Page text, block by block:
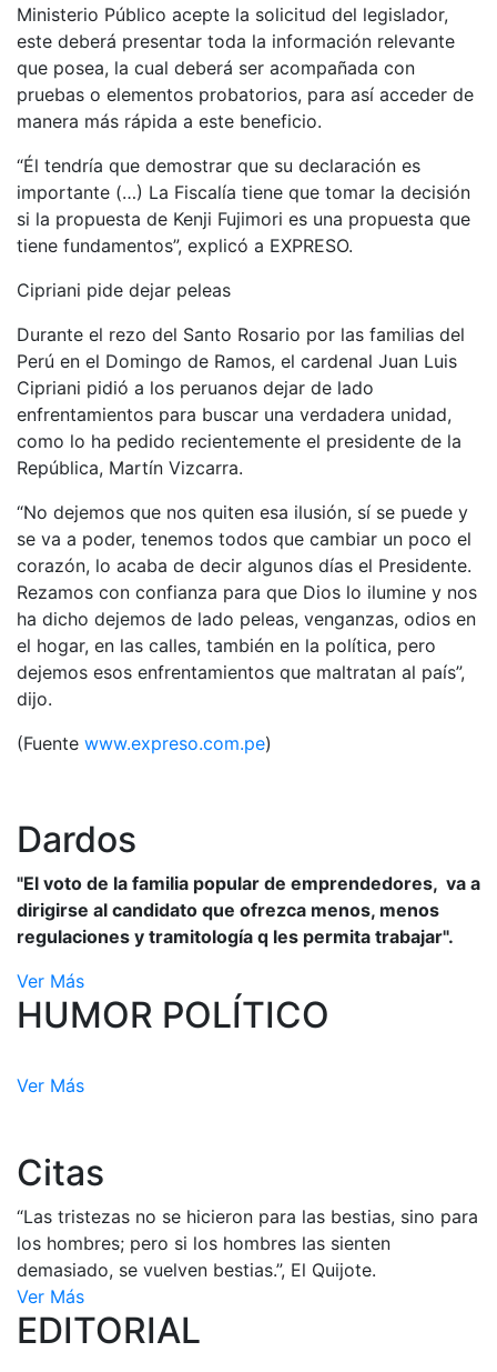
Ministerio Público acepte la solicitud del legislador,
este deberá presentar toda la información relevante
que posea, la cual deberá ser acompañada con
pruebas o elementos probatorios, para así acceder de
manera más rápida a este beneficio.
“Él tendría que demostrar que su declaración es
importante (…) La Fiscalía tiene que tomar la decisión
si la propuesta de Kenji Fujimori es una propuesta que
tiene fundamentos”, explicó a EXPRESO.
Cipriani pide dejar peleas
Durante el rezo del Santo Rosario por las familias del
Perú en el Domingo de Ramos, el cardenal Juan Luis
Cipriani pidió a los peruanos dejar de lado
enfrentamientos para buscar una verdadera unidad,
como lo ha pedido recientemente el presidente de la
República, Martín Vizcarra.
“No dejemos que nos quiten esa ilusión, sí se puede y
se va a poder, tenemos todos que cambiar un poco el
corazón, lo acaba de decir algunos días el Presidente.
Rezamos con confianza para que Dios lo ilumine y nos
ha dicho dejemos de lado peleas, venganzas, odios en
el hogar, en las calles, también en la política, pero
dejemos esos enfrentamientos que maltratan al país”,
dijo.
(Fuente www.expreso.com.pe)
Dardos
"El voto de la familia popular de emprendedores, va a
dirigirse al candidato que ofrezca menos, menos
regulaciones y tramitología q les permita trabajar".
Ver Más
HUMOR POLÍTICO
Ver Más
Citas
“Las tristezas no se hicieron para las bestias, sino para
los hombres; pero si los hombres las sienten
demasiado, se vuelven bestias.”, El Quijote.
Ver Más
EDITORIAL